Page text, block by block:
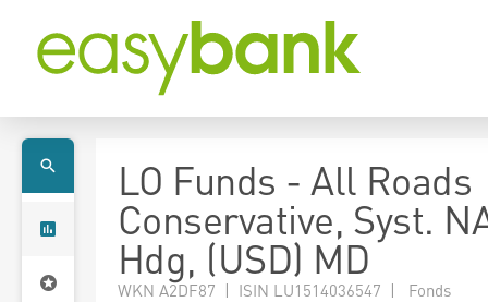
LO Funds - All Roads
Conservative, Syst.
Hdg, (USD) MD
WKN A2DF87 | ISIN LU1514036547 | Fonds